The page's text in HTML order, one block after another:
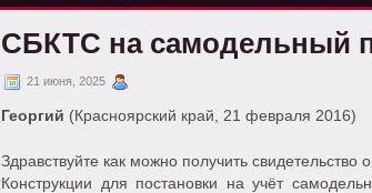
СБКТС на самодельный
21 июня, 2025
Георгий (Красноярский край, 21 февраля 2016)
Здравствуйте как можно получить свидетельство
Конструкции для постановки на учёт